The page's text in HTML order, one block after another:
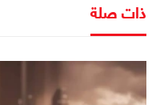
ذات صلة